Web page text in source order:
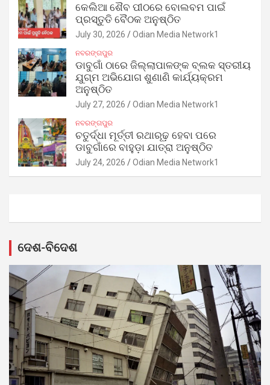
କେଲିଆ ଶୈବ ପୀଠରେ ବୋଲବମ ପାଇଁ
ପ୍ରସ୍ତୁତି ବୈଠକ ଅନୁଷ୍ଠିତ
July 30, 2026 Odian Media Network1
ନବରଙ୍ଗପୁର
ଡାବୁଗାଁ ଠାରେ ଜିଲ୍ଲାପାଳଙ୍କ ବ୍ଲକ ସ୍ତରୀୟ
ଯୁଗ୍ମ ଅଭିଯୋଗ ଶୁଣାଣି କାର୍ଯ୍ୟକ୍ରମ
ଅନୁଷ୍ଠିତ
July 27, 2026 Odian Media Network1
ନବରଙ୍ଗପୁର
ଚତୁର୍ଦ୍ଧା ମୂର୍ତ୍ତୀ ରଥାରୂଢ଼ ହେବା ପରେ
ଡାବୁଗାଁରେ ବାହୁଡ଼ା ଯାତ୍ରା ଅନୁଷ୍ଠିତ
July 24, 2026 Odian Media Network1
ଦେଶ-ବିଦେଶ